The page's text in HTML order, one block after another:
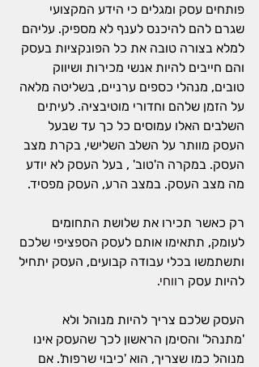
פותחים עסק ומגלים כי הידע המקצועי
שגרם להם להיכנס לענף לא מספיק. עליהם
למלא בצורה טובה את כל הפונקציות בעסק
והם חייבים להיות אנשי מכירות ושיווק
טובים, מנהלי כספים ערניים, בשליטה מלאה
על הזמן שלהם וחדורי מוטיבציה. לעיתים
השלבים האלו עמוסים כל כך עד שבעל
העסק מוותר על השלב השלישי, בקרת מצב
העסק. במקרה ה'טוב' , בעל העסק לא יודע
מה מצב העסק. במצב הרע, העסק מפסיד.
רק כאשר תכירו את שלושת התחומים
לעומק, תתאימו אותם לעסק הספציפי שלכם
ותשתמשו בכלי עבודה קבועים, העסק יתחיל
להיות עסק רווחי.
העסק שלכם צריך להיות מנוהל ולא
'מתנהל' והסימן הראשון לכך שהעסק אינו
מנוהל כמו שצריך, הוא 'כיבוי שרפות'. אם